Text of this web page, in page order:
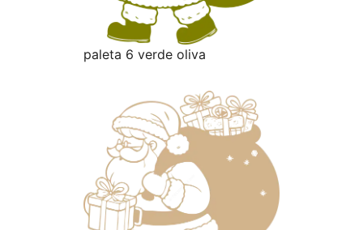
paleta 6 verde oliva